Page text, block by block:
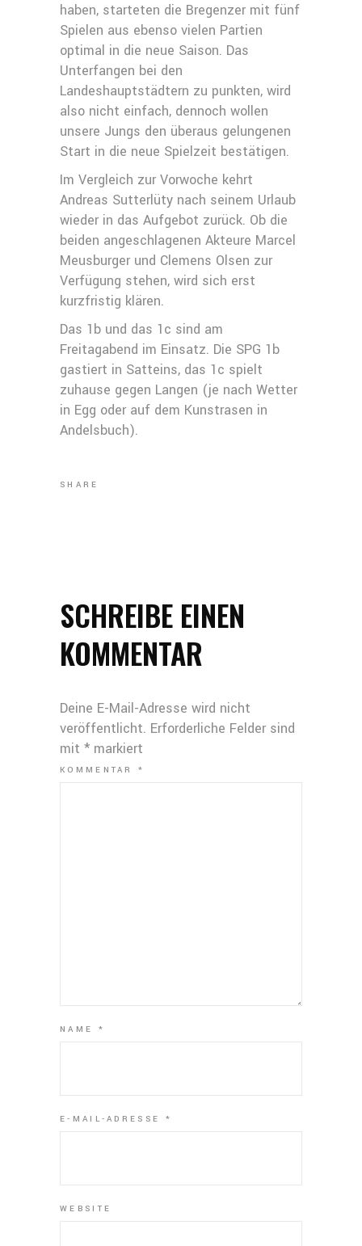
haben, starteten die Bregenzer mit fünf
Spielen aus ebenso vielen Partien
optimal in die neue Saison. Das
Unterfangen bei den
Landeshauptstädtern zu punkten, wird
also nicht einfach, dennoch wollen
unsere Jungs den überaus gelungenen
Start in die neue Spielzeit bestätigen.
Im Vergleich zur Vorwoche kehrt
Andreas Sutterlüty nach seinem Urlaub
wieder in das Aufgebot zurück. Ob die
beiden angeschlagenen Akteure Marcel
Meusburger und Clemens Olsen zur
Verfügung stehen, wird sich erst
kurzfristig klären.
Das 1b und das 1c sind am
Freitagabend im Einsatz. Die SPG 1b
gastiert in Satteins, das 1c spielt
zuhause gegen Langen (je nach Wetter
in Egg oder auf dem Kunstrasen in
Andelsbuch).
SHARE
SCHREIBE EINEN
KOMMENTAR
Deine E-Mail-Adresse wird nicht
veröffentlicht. Erforderliche Felder sind
mit * markiert
KOMMENTAR*
NAME *
E-MAIL-ADRESSE *
WEBSITE